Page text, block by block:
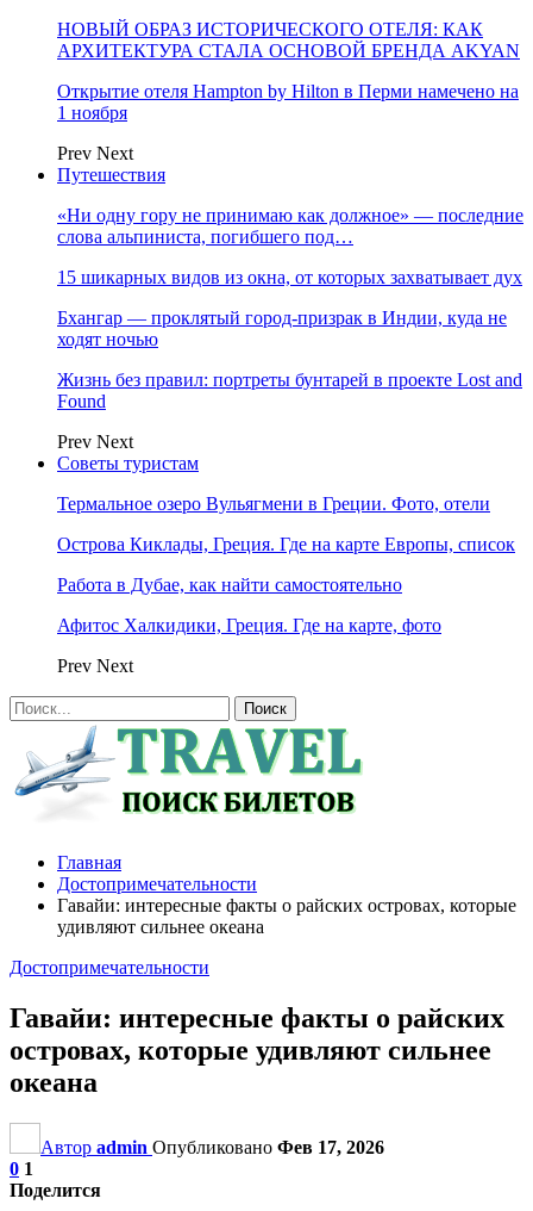
НОВЫЙ ОБРАЗ ИСТОРИЧЕСКОГО ОТЕЛЯ: КАК
АРХИТЕКТУРА СТАЛА ОСНОВОЙ БРЕНДА AKYAN
Открытие отеля Hampton by Hilton в Перми намечено на
1 ноября
Prev Next
Путешествия
«Ни одну гору не принимаю как должное» — последние
слова альпиниста, погибшего под…
15 шикарных видов из окна, от которых захватывает дух
Бхангар — проклятый город-призрак в Индии, куда не
ходят ночью
Жизнь без правил: портреты бунтарей в проекте Lost and
Found
Prev Next
Советы туристам
Термальное озеро Вульягмени в Греции. Фото, отели
Острова Киклады, Греция. Где на карте Европы, список
Работа в Дубае, как найти самостоятельно
Афитос Халкидики, Греция. Где на карте, фото
Prev Next
Главная
Достопримечательности
Гавайи: интересные факты о райских островах, которые
удивляют сильнее океана
Достопримечательности
Гавайи: интересные факты о райских
островах, которые удивляют сильнее
океана
Автор admin Опубликовано Фев 17, 2026
0 1
Поделится